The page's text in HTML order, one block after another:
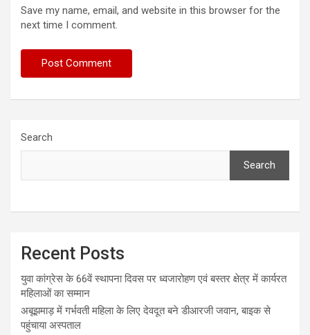
Save my name, email, and website in this browser for the
next time I comment.
Search
Search
Recent Posts
युवा कांग्रेस के 66वें स्थापना दिवस पर ध्वजारोहण एवं बस्तर क्षेत्र में कार्यरत
महिलाओं का सम्मान
अबूझमाड़ में गर्भवती महिला के लिए देवदूत बने डीआरजी जवान, बाइक से
पहुंचाया अस्पताल